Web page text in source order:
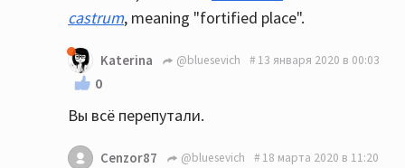
castrum, meaning "fortified place".
Katerina @bluesevich 13 января 2020 в 00:03
0
Вы всё перепутали.
Cenzor87 @bluesevich 18 марта 2020 в 11:20